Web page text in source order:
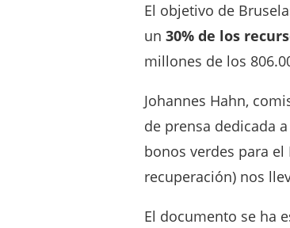
El objetivo de
un 30% de los
millones de los
Johannes Hahn,
de prensa dedicada
bonos verdes para
recuperación) nos
El documento se ha